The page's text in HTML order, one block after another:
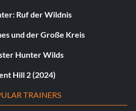
Ruf der Wildnis
und der Große Kreis
Hunter Wilds
Hill 2 (2024)
TRAINERS